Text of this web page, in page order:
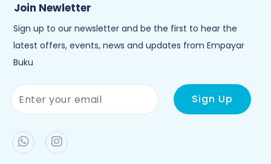
Join Newletter
Sign up to our newsletter and be the first to hear the
latest offers, events, news and updates from Empayar
Buku